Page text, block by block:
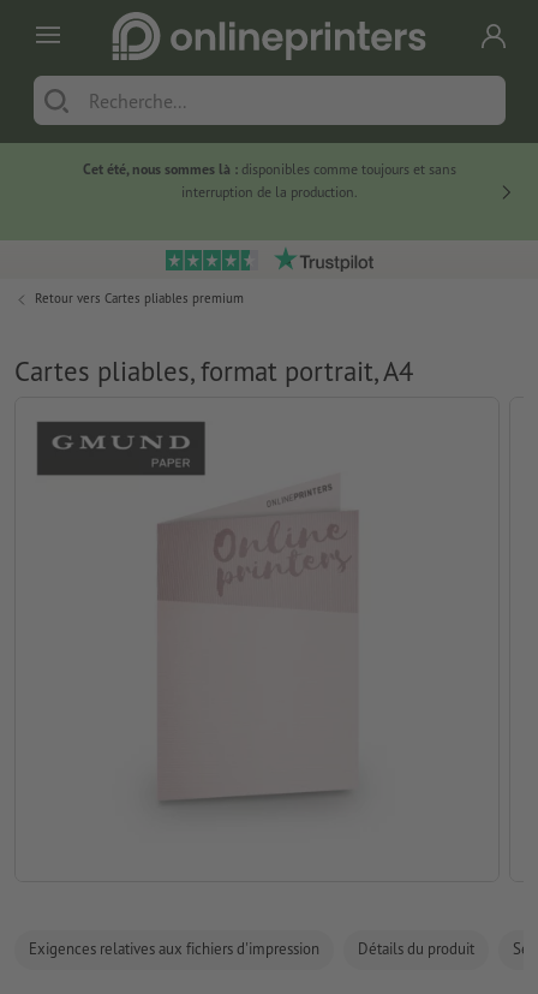
Cet été, nous sommes là :disponibles comme toujours et sans
interruption de la production.
Retour vers Cartes pliables premium
Cartes pliables, format portrait, A4
Exigences relatives aux fichiers d'impression Détails du produit